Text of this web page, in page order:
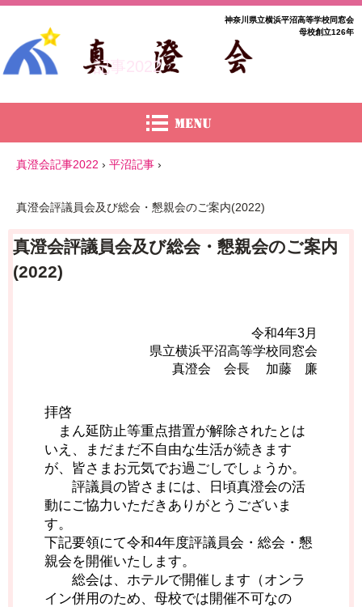
記事2022
神奈川県立横浜平沼高等学校同窓会
母校創立126年
真澄会記事2022 › 平沼記事 ›
真澄会評議員会及び総会・懇親会のご案内(2022)
真澄会評議員会及び総会・懇親会のご案内
(2022)
令和4年3月
県立横浜平沼高等学校同窓会
真澄会 会長 加藤 廉
拝啓
まん延防止等重点措置が解除されたとは
いえ、まだまだ不自由な生活が続きます
が、皆さま お元気でお過ごしでしょうか。
評議員の皆さまには、日頃真澄会の活
動にご協力いただきありがとうございま
す。
下記要領にて令和4年度評議員会・総会・懇
親会を開催いたします。
総会は、ホテルで開催します（オンラ
イン併用のため、母校では開催不可なの